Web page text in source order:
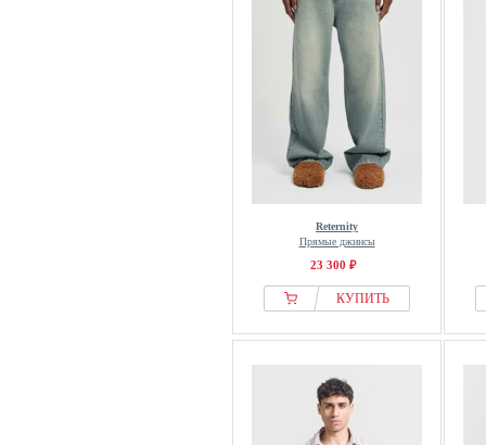
Reternity
Прямые джинсы
23 300 ₽
КУПИТЬ